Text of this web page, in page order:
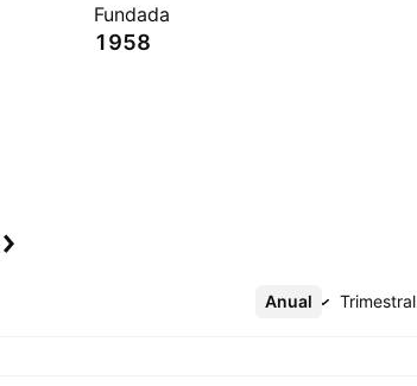
Fundada
1958
Anual Trimestral
Mais